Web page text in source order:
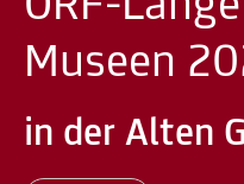
Museen
in der Alten